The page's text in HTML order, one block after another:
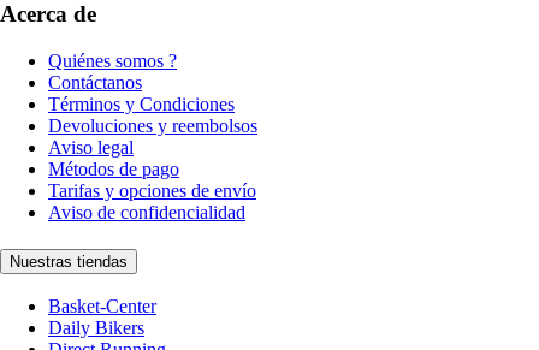
Acerca de
Quiénes somos ?
Contáctanos
Términos y Condiciones
Devoluciones y reembolsos
Aviso legal
Métodos de pago
Tarifas y opciones de envío
Aviso de confidencialidad
Nuestras tiendas
Basket-Center
Daily Bikers